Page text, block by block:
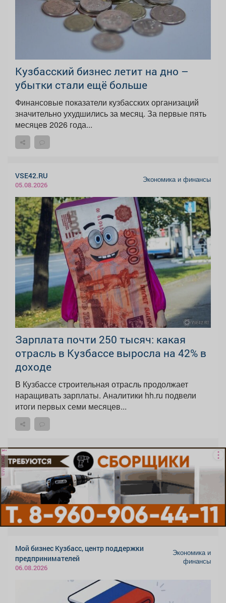
Кузбасский бизнес летит на дно –
убытки стали ещё больше
Финансовые показатели кузбасских организаций
значительно ухудшились за месяц. За первые пять
месяцев 2026 года...
VSE42.RU
05.08.2026
Экономика и финансы
Зарплата почти 250 тысяч: какая
отрасль в Кузбассе выросла на 42% в
доходе
В Кузбассе строительная отрасль продолжает
наращивать зарплаты. Аналитики hh.ru подвели
итоги первых семи месяцев...
реклама
Мой бизнес Кузбасс, центр поддержки
предпринимателей
06.08.2026
Экономика и
финансы